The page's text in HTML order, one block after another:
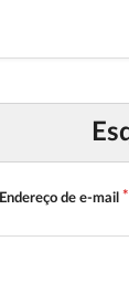
Endereço de e-mail